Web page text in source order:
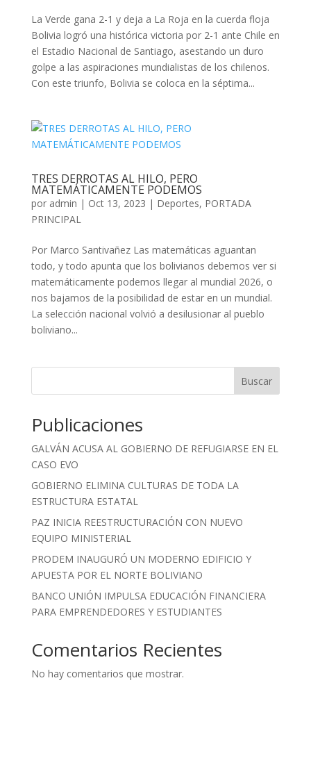
La Verde gana 2-1 y deja a La Roja en la cuerda floja
Bolivia logró una histórica victoria por 2-1 ante Chile en
el Estadio Nacional de Santiago, asestando un duro
golpe a las aspiraciones mundialistas de los chilenos.
Con este triunfo, Bolivia se coloca en la séptima...
TRES DERROTAS AL HILO, PERO
MATEMÁTICAMENTE PODEMOS
por admin | Oct 13, 2023 | Deportes, PORTADA
PRINCIPAL
Por Marco Santivañez Las matemáticas aguantan
todo, y todo apunta que los bolivianos debemos ver si
matemáticamente podemos llegar al mundial 2026, o
nos bajamos de la posibilidad de estar en un mundial.
La selección nacional volvió a desilusionar al pueblo
boliviano...
Buscar
Publicaciones
GALVÁN ACUSA AL GOBIERNO DE REFUGIARSE EN EL
CASO EVO
GOBIERNO ELIMINA CULTURAS DE TODA LA
ESTRUCTURA ESTATAL
PAZ INICIA REESTRUCTURACIÓN CON NUEVO
EQUIPO MINISTERIAL
PRODEM INAUGURÓ UN MODERNO EDIFICIO Y
APUESTA POR EL NORTE BOLIVIANO
BANCO UNIÓN IMPULSA EDUCACIÓN FINANCIERA
PARA EMPRENDEDORES Y ESTUDIANTES
Comentarios Recientes
No hay comentarios que mostrar.